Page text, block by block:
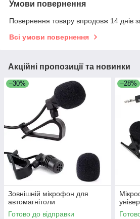
Умови повернення
Повернення товару впродовж 14 днів
Всі умови повернення
Акційні пропозиції та новинки
–30%
Зовнішній мікрофон для
автомагнітоли
Готово до відправки
–28%